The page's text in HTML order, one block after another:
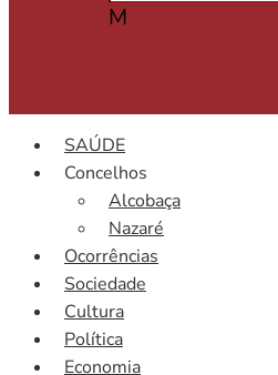
M
SAÚDE
Concelhos
Alcobaça
Nazaré
Ocorrências
Sociedade
Cultura
Política
Economia